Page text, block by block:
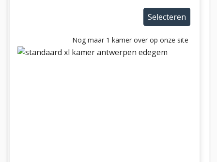
Selecteren
Nog maar 1 kamer over op onze site